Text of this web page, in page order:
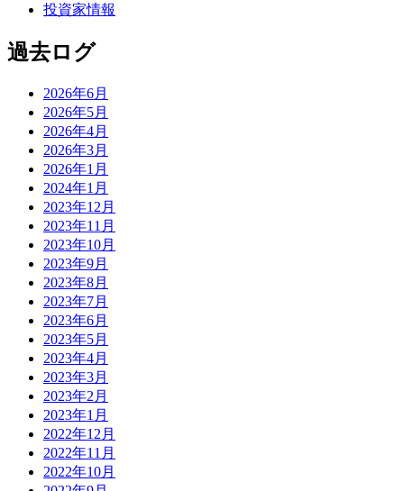
投資家情報
過去ログ
2026年6月
2026年5月
2026年4月
2026年3月
2026年1月
2024年1月
2023年12月
2023年11月
2023年10月
2023年9月
2023年8月
2023年7月
2023年6月
2023年5月
2023年4月
2023年3月
2023年2月
2023年1月
2022年12月
2022年11月
2022年10月